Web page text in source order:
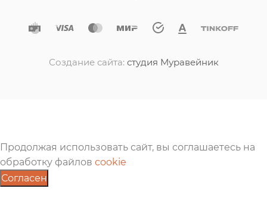
Создание сайта: студия Муравейник
Продолжая использовать сайт, вы соглашаетесь на
обработку файлов cookie
Согласен